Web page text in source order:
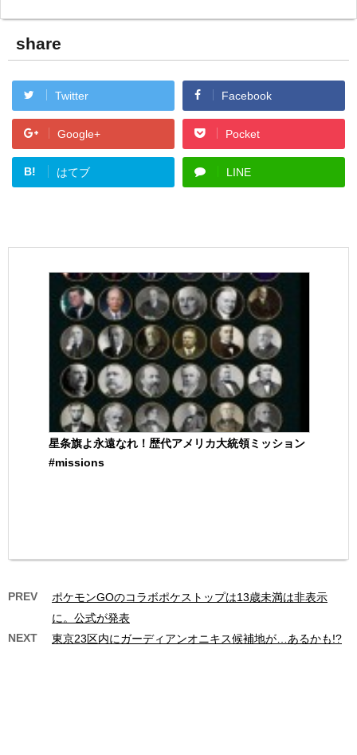
share
Twitter Facebook
Google+ Pocket
B! はてブ LINE
星条旗よ永遠なれ！歴代アメリカ大統領ミッション
#missions
PREV
ポケモンGOのコラボポケストップは13歳未満は非表示
に。公式が発表
NEXT
東京23区内にガーディアンオニキス候補地が…あるかも!?